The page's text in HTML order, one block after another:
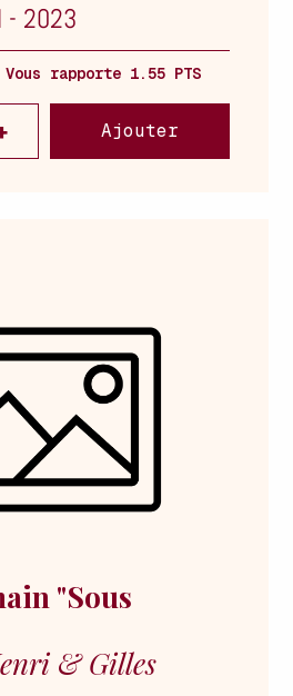
- 2023
Vous rapporte 1.55 PTS
Ajouter
"Sous
& Gilles